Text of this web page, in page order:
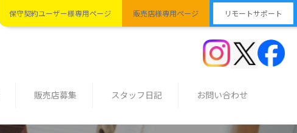
保守契約ユーザー様専用ページ 販売店様専用ページ リモートサポート
販売店募集 スタッフ日記 お問い合わせ